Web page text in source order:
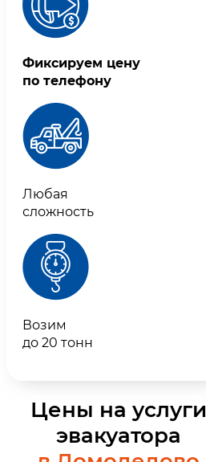
Фиксируем цену
по телефону
Любая
сложность
Возим
до 20 тонн
Цены на услуги
эвакуатора